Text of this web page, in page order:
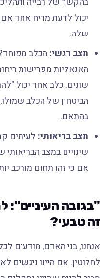
יכול לדעת מריח אחד
שלה.
מצב רגשי:הכלב מפוחד?
האנאליות מפרישות
שונים. כלב אחר יכול
הביטחון של הכלב
בהתאם.
מצב בריאותי:לעיתים
שינויים במצב
אם כי זהו תחום מורכב
"בגובה העיניים":
זה טבעי?
אנחנו, בני האדם, מודעים
לחלוטין. אם היינו ניגשים